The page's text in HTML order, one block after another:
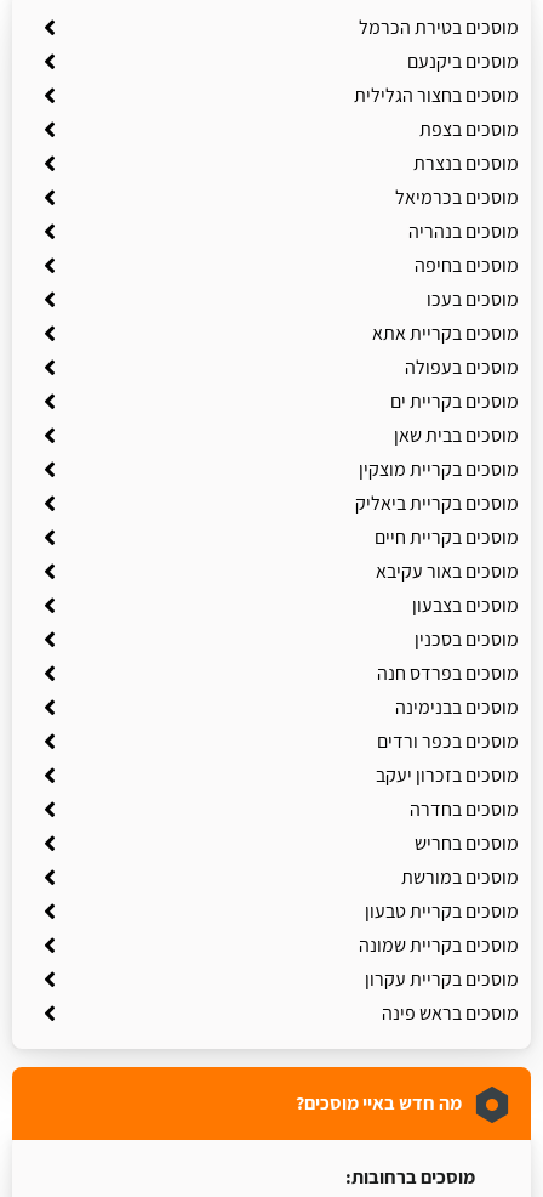
מוסכים בטירת הכרמל
מוסכים ביקנעם
מוסכים בחצור הגלילית
מוסכים בצפת
מוסכים בנצרת
מוסכים בכרמיאל
מוסכים בנהריה
מוסכים בחיפה
מוסכים בעכו
מוסכים בקריית אתא
מוסכים בעפולה
מוסכים בקריית ים
מוסכים בבית שאן
מוסכים בקריית מוצקין
מוסכים בקריית ביאליק
מוסכים בקריית חיים
מוסכים באור עקיבא
מוסכים בצבעון
מוסכים בסכנין
מוסכים בפרדס חנה
מוסכים בבנימינה
מוסכים בכפר ורדים
מוסכים בזכרון יעקב
מוסכים בחדרה
מוסכים בחריש
מוסכים במורשת
מוסכים בקריית טבעון
מוסכים בקריית שמונה
מוסכים בקריית עקרון
מוסכים בראש פינה
מה חדש באיי מוסכים?
מוסכים ברחובות: